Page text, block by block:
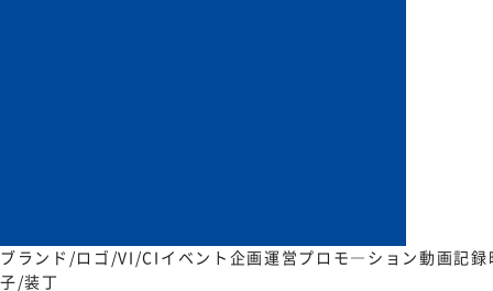
ブランド/ロゴ/VI/CI イベント企画運営 プロモ―ション動画記録
子/装丁